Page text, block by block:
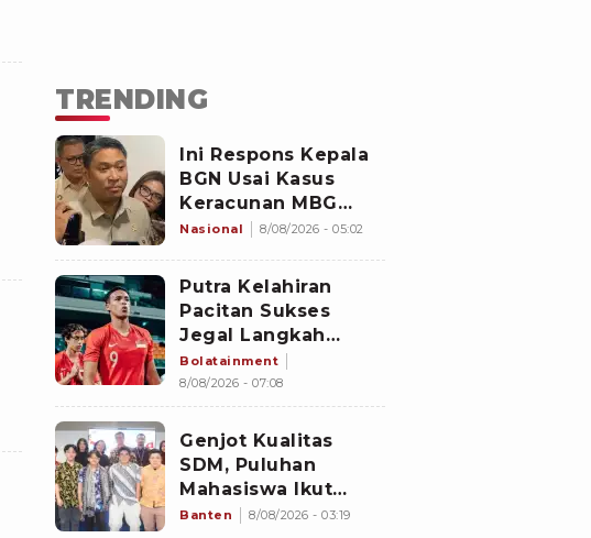
TRENDING
Ini Respons Kepala
BGN Usai Kasus
Keracunan MBG
Kembali Terjadi
Nasional 8/08/2026 - 05:02
Putra Kelahiran
Pacitan Sukses
Jegal Langkah
Timnas Indonesia
ke Semifinal Piala
AFF 2026
Bolatainment
8/08/2026 - 07:08
Genjot Kualitas
SDM, Puluhan
Mahasiswa Ikut
Program di
Banten 8/08/2026 - 03:19